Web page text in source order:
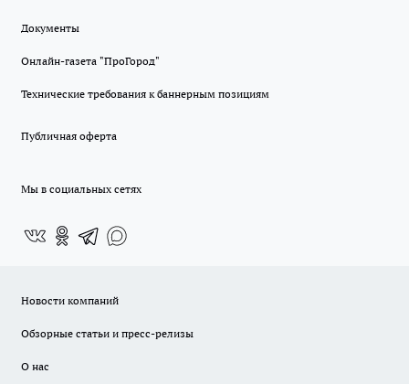
Документы
Онлайн-газета "ПроГород"
Технические требования к баннерным позициям
Публичная оферта
Мы в социальных сетях
Новости компаний
Обзорные статьи и пресс-релизы
О нас